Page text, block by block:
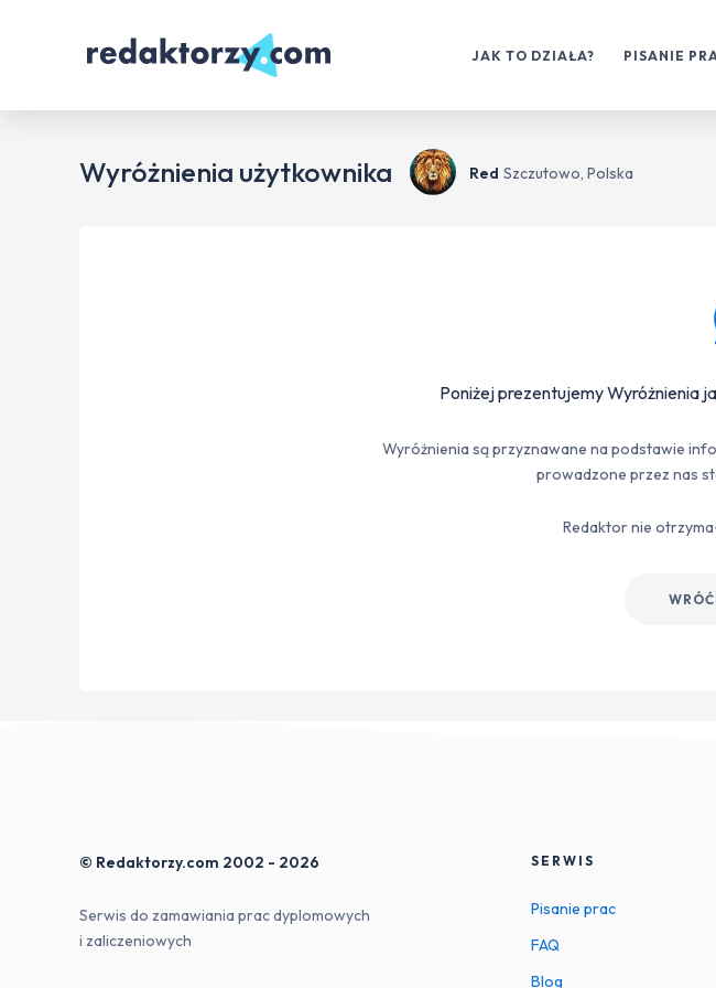
JAK TO DZIAŁA? PISANIE
Wyróżnienia użytkownika Red Szczutowo, Polska
Poniżej prezentujemy Wyróżnienia
Wyróżnienia są przyznawane na podstawie
prowadzone przez nas
Redaktor nie
SERWIS
Pisanie prac
FAQ
Blog
© Redaktorzy.com 2002 - 2026
Serwis do zamawiania prac dyplomowych
i zaliczeniowych